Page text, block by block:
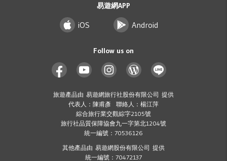
易遊網APP
iOS Android
Follow us on
旅遊產品由 易遊網旅行社股份有限公司 提供
代表人：陳甫彥 聯絡人：楊江萍
綜合旅行業交觀綜字2105號
旅行社品質保障協會九一字第北1204號
統一編號：70536126
其他產品由 易遊網股份有限公司 提供
統一編號：70472137